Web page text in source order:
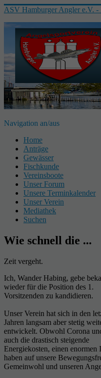
ASV Hamburger Angler e.V. -
Navigation an/aus
Home
Anträge
Gewässer
Fischkunde
Vereinsboote
Unser Forum
Unsere Terminkalender
Unser Verein
Mediathek
Suchen
Wie schnell die ...
Zeit vergeht.
Ich, Wander Habing, gebe
wieder für die Position des 1.
Vorsitzenden zu kandidieren.
Unser Verein hat sich in den
Jahren langsam aber stetig
entwickelt. Obwohl Corona
auch die drastisch steigende
Energiekosten, einen enormen
haben auf unsere
Gemeinwohl und unseren